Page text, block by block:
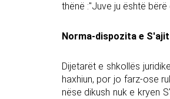
thënë :"Juve ju është
Norma-dispozita e
Dijetarët e shkollës
haxhiun, por jo farz-ose
nëse dikush nuk e kryen